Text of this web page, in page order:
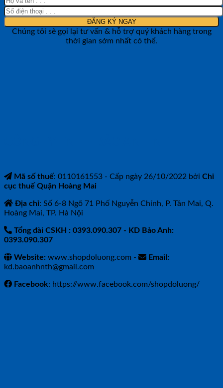
Chúng tôi sẽ gọi lại tư vấn & hỗ trợ quý khách hàng trong
thời gian sớm nhất có thể.
Mã số thuế: 0110161553 - Cấp ngày 26/10/2022 bởi Chi
cục thuế Quận Hoàng Mai
Địa chỉ: Số 6-8 Ngõ 71 Phố Nguyễn Chính, P. Tân Mai, Q.
Hoàng Mai, TP. Hà Nội
Tổng đài CSKH : 0393.090.307 - KD Bảo Anh:
0393.090.307
Website: www.shopdoluong.com -
Email:
kd.baoanhnth@gmail.com
Facebook: https://www.facebook.com/shopdoluong/